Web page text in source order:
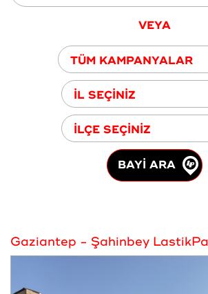
VEYA
TÜM KAMPANYALAR
İL SEÇİNİZ
İLÇE SEÇİNİZ
BAYİ ARA
Gaziantep - Şahinbey